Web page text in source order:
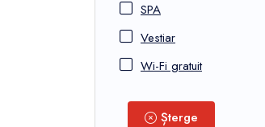
SPA
Vestiar
Wi-Fi gratuit
Șterge